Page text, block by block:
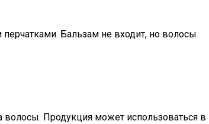
Бальзам не входит, но волосы
Продукция может использоваться в